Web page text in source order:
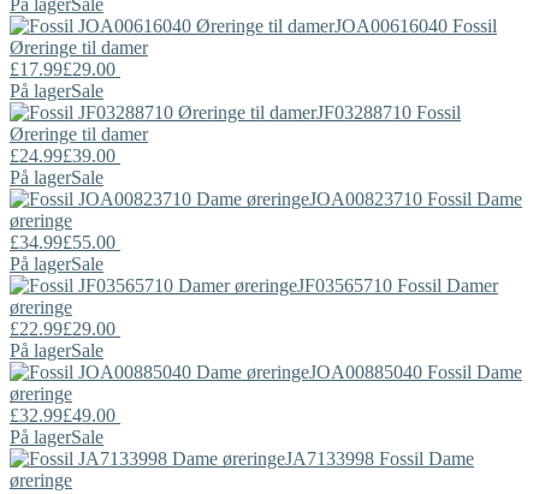
JOA00616040 Fossil
Øreringe til damer
£17.99£29.00
På lagerSale
JF03288710 Fossil
Øreringe til damer
£24.99£39.00
På lagerSale
JOA00823710 Fossil Dame
øreringe
£34.99£55.00
På lagerSale
JF03565710 Fossil Damer
øreringe
£22.99£29.00
På lagerSale
JOA00885040 Fossil Dame
øreringe
£32.99£49.00
På lagerSale
JA7133998 Fossil Dame
øreringe